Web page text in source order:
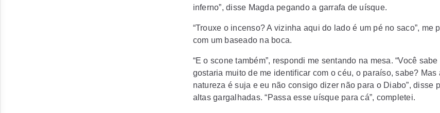
inferno”, disse Magda pegando a garrafa de uísque.
“Trouxe o incenso? A vizinha aqui do lado é um pé no saco”, me
com um baseado na boca.
“E o scone também”, respondi me sentando na mesa. “Você
gostaria muito de me identificar com o céu, o paraíso, sabe? Mas
natureza é suja e eu não consigo dizer não para o Diabo”, disse
altas gargalhadas. “Passa esse uísque para cá”, completei.